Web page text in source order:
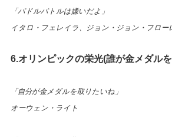
「パドルバトルは嫌いだよ」
イタロ・フェレイラ、ジョン・ジョン・フロー
6.オリンピックの栄光(誰が金メダル
「自分が金メダルを取りたいね」
オーウェン・ライト